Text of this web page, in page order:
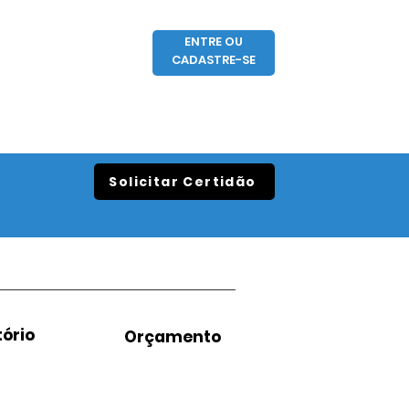
ENTRE OU
CADASTRE-SE
Solicitar Certidão
Orçamento